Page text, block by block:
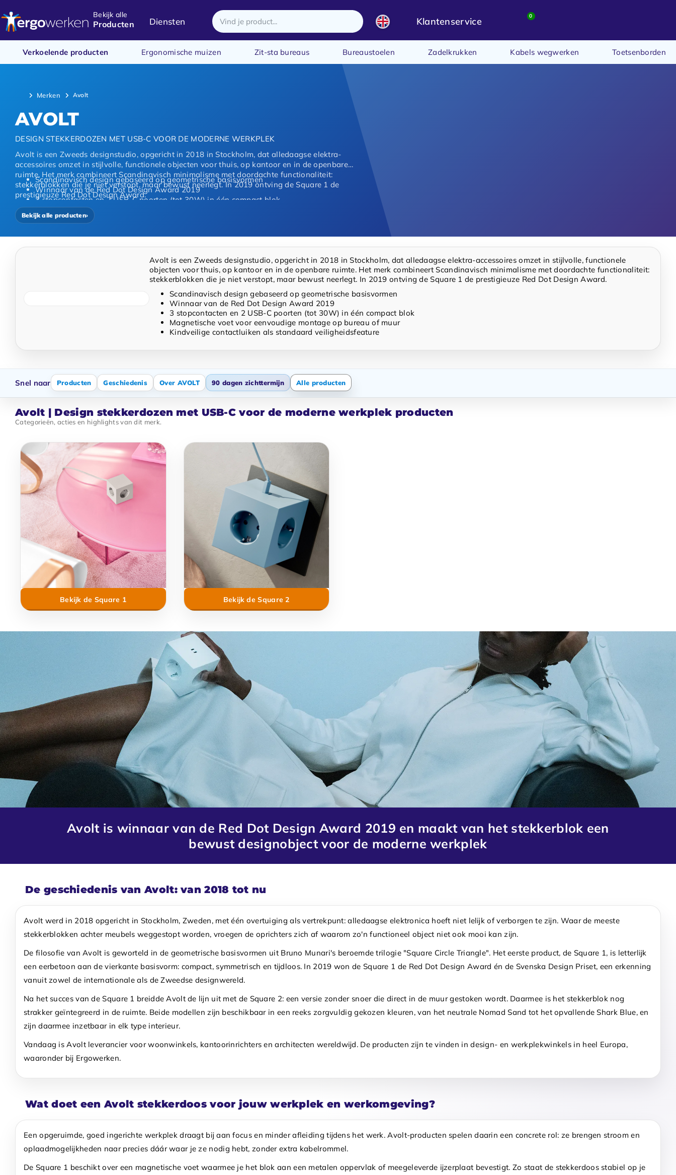
Bekijk alle
Producten Diensten Klantenservice 0
Verkoelende producten Ergonomische muizen Zit-sta bureaus Bureaustoelen Zadelkrukken Kabels wegwerken Toetsenborden
Merken Avolt
AVOLT
DESIGN STEKKERDOZEN MET USB-C VOOR DE MODERNE WERKPLEK
Avolt is een Zweeds designstudio, opgericht in 2018 in Stockholm, dat alledaagse elektra-
accessoires omzet in stijlvolle, functionele objecten voor thuis, op kantoor en in de openbare
ruimte. Het merk combineert Scandinavisch minimalisme met doordachte functionaliteit:
stekkerblokken die je niet verstopt, maar bewust neerlegt. In 2019 ontving de Square 1 de
prestigieuze Red Dot Design Award.
Scandinavisch design gebaseerd op geometrische basisvormen
Winnaar van de Red Dot Design Award 2019
3 stopcontacten en 2 USB-C poorten (tot 30W) in één compact blok
Magnetische voet voor eenvoudige montage op bureau of muur
Kindveilige contactluiken als standaard veiligheidsfeature
Bekijk alle producten›
Avolt is een Zweeds designstudio, opgericht in 2018 in Stockholm, dat alledaagse elektra-accessoires omzet in stijlvolle, functionele
objecten voor thuis, op kantoor en in de openbare ruimte. Het merk combineert Scandinavisch minimalisme met doordachte functionaliteit:
stekkerblokken die je niet verstopt, maar bewust neerlegt. In 2019 ontving de Square 1 de prestigieuze Red Dot Design Award.
Scandinavisch design gebaseerd op geometrische basisvormen
Winnaar van de Red Dot Design Award 2019
3 stopcontacten en 2 USB-C poorten (tot 30W) in één compact blok
Magnetische voet voor eenvoudige montage op bureau of muur
Kindveilige contactluiken als standaard veiligheidsfeature
Snel naar Producten Geschiedenis Over AVOLT 90 dagen zichttermijn Alle producten
Avolt | Design stekkerdozen met USB-C voor de moderne werkplek producten
Categorieën, acties en highlights van dit merk.
Bekijk de Square 1 Bekijk de Square 2
Avolt is winnaar van de Red Dot Design Award 2019 en maakt van het stekkerblok een
bewust designobject voor de moderne werkplek
De geschiedenis van Avolt: van 2018 tot nu
Avolt werd in 2018 opgericht in Stockholm, Zweden, met één overtuiging als vertrekpunt: alledaagse elektronica hoeft niet lelijk of verborgen te zijn. Waar de meeste
stekkerblokken achter meubels weggestopt worden, vroegen de oprichters zich af waarom zo'n functioneel object niet ook mooi kan zijn.
De filosofie van Avolt is geworteld in de geometrische basisvormen uit Bruno Munari's beroemde trilogie "Square Circle Triangle". Het eerste product, de Square 1, is letterlijk
een eerbetoon aan de vierkante basisvorm: compact, symmetrisch en tijdloos. In 2019 won de Square 1 de Red Dot Design Award én de Svenska Design Priset, een erkenning
vanuit zowel de internationale als de Zweedse designwereld.
Na het succes van de Square 1 breidde Avolt de lijn uit met de Square 2: een versie zonder snoer die direct in de muur gestoken wordt. Daarmee is het stekkerblok nog
strakker geïntegreerd in de ruimte. Beide modellen zijn beschikbaar in een reeks zorgvuldig gekozen kleuren, van het neutrale Nomad Sand tot het opvallende Shark Blue, en
zijn daarmee inzetbaar in elk type interieur.
Vandaag is Avolt leverancier voor woonwinkels, kantoorinrichters en architecten wereldwijd. De producten zijn te vinden in design- en werkplekwinkels in heel Europa,
waaronder bij Ergowerken.
Wat doet een Avolt stekkerdoos voor jouw werkplek en werkomgeving?
Een opgeruimde, goed ingerichte werkplek draagt bij aan focus en minder afleiding tijdens het werk. Avolt-producten spelen daarin een concrete rol: ze brengen stroom en
oplaadmogelijkheden naar precies dáár waar je ze nodig hebt, zonder extra kabelrommel.
De Square 1 beschikt over een magnetische voet waarmee je het blok aan een metalen oppervlak of meegeleverde ijzerplaat bevestigt. Zo staat de stekkerdoos stabiel op je